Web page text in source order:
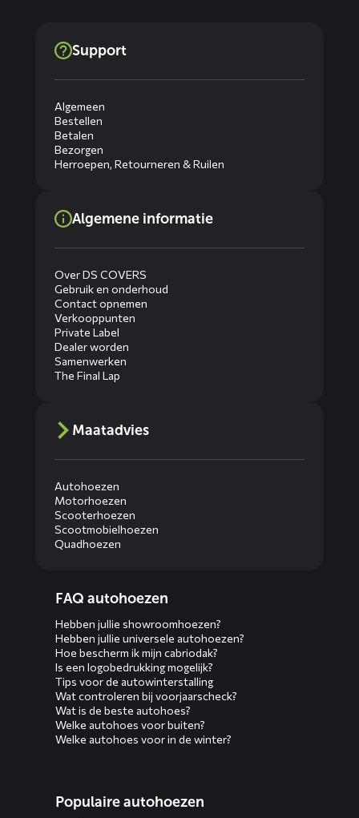
Support
Algemeen
Bestellen
Betalen
Bezorgen
Herroepen, Retourneren & Ruilen
Algemene informatie
Over DS COVERS
Gebruik en onderhoud
Contact opnemen
Verkooppunten
Private Label
Dealer worden
Samenwerken
The Final Lap
Maatadvies
Autohoezen
Motorhoezen
Scooterhoezen
Scootmobielhoezen
Quadhoezen
menusFAQ autohoezen
Hebben jullie showroomhoezen?
Hebben jullie universele autohoezen?
Hoe bescherm ik mijn cabriodak?
Is een logobedrukking mogelijk?
Tips voor de autowinterstalling
Wat controleren bij voorjaarscheck?
Wat is de beste autohoes?
Welke autohoes voor buiten?
Welke autohoes voor in de winter?
Populaire autohoezen